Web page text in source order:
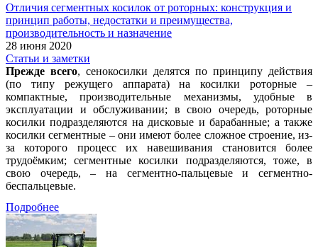
Отличия сегментных косилок от роторных: конструкция и
принцип работы, недостатки и преимущества,
производительность и назначение
28 июня 2020
Статьи и заметки
Прежде всего, сенокосилки делятся по принципу действия
(по типу режущего аппарата) на косилки роторные –
компактные, производительные механизмы, удобные в
эксплуатации и обслуживании; в свою очередь, роторные
косилки подразделяются на дисковые и барабанные; а также
косилки сегментные – они имеют более сложное строение, из-
за которого процесс их навешивания становится более
трудоёмким; сегментные косилки подразделяются, тоже, в
свою очередь, – на сегментно-пальцевые и сегментно-
беспальцевые.
Подробнее